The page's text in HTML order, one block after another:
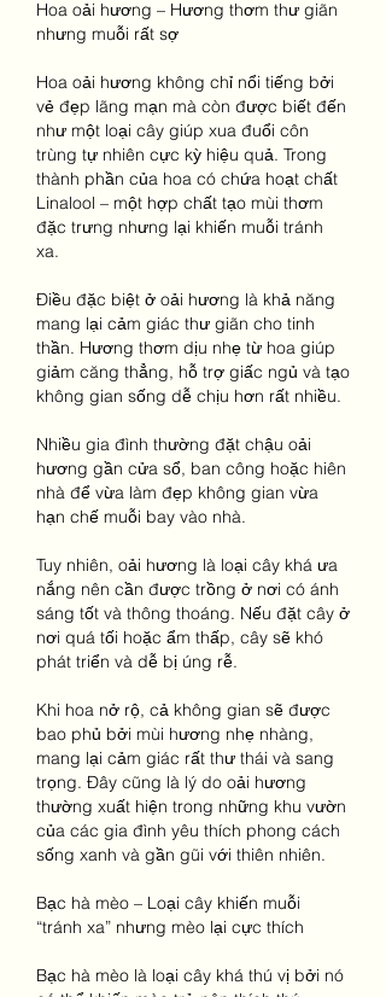
Hoa oải hương – Hương thơm thư giãn
nhưng muỗi rất sợ
Hoa oải hương không chỉ nổi tiếng bởi
vẻ đẹp lãng mạn mà còn được biết đến
như một loại cây giúp xua đuổi côn
trùng tự nhiên cực kỳ hiệu quả. Trong
thành phần của hoa có chứa hoạt chất
Linalool – một hợp chất tạo mùi thơm
đặc trưng nhưng lại khiến muỗi tránh
xa.
Điều đặc biệt ở oải hương là khả năng
mang lại cảm giác thư giãn cho tinh
thần. Hương thơm dịu nhẹ từ hoa giúp
giảm căng thẳng, hỗ trợ giấc ngủ và tạo
không gian sống dễ chịu hơn rất nhiều.
Nhiều gia đình thường đặt chậu oải
hương gần cửa sổ, ban công hoặc hiên
nhà để vừa làm đẹp không gian vừa
hạn chế muỗi bay vào nhà.
Tuy nhiên, oải hương là loại cây khá ưa
nắng nên cần được trồng ở nơi có ánh
sáng tốt và thông thoáng. Nếu đặt cây ở
nơi quá tối hoặc ẩm thấp, cây sẽ khó
phát triển và dễ bị úng rễ.
Khi hoa nở rộ, cả không gian sẽ được
bao phủ bởi mùi hương nhẹ nhàng,
mang lại cảm giác rất thư thái và sang
trọng. Đây cũng là lý do oải hương
thường xuất hiện trong những khu vườn
của các gia đình yêu thích phong cách
sống xanh và gần gũi với thiên nhiên.
Bạc hà mèo – Loại cây khiến muỗi
“tránh xa” nhưng mèo lại cực thích
Bạc hà mèo là loại cây khá thú vị bởi nó